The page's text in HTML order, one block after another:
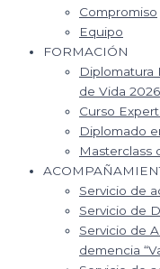
Compromiso
Equipo
FORMACIÓN
Diplomatura
de Vida 2026
Curso
Diplomado
Masterclass
Servicio de
Servicio de
Servicio de
demencia